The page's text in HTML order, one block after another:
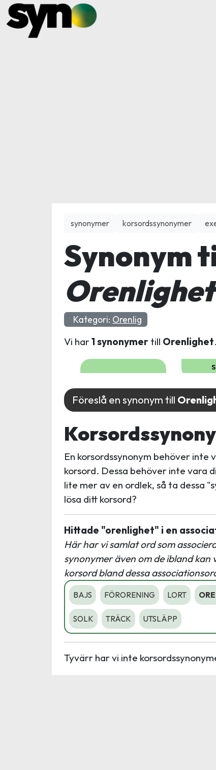
synonymer korsordssynonymer
Synonym
Orenlighet
Kategori: Orenlig
Vi har1 synonymer till Orenlighet
Föreslå en synonym till
En korsordssynonym behöver inte
korsord. Dessa behöver inte vara
lite mer av en ordlek, så ta dessa
lösa ditt korsord?
Hittade "orenlighet" i en
Här har vi samlat ord som
synonymer även om de ibland
korsord bland dessa
BAJS FÖRORENING LORT
SOLK TRÄCK UTSLÄPP
Tyvärr har vi inte